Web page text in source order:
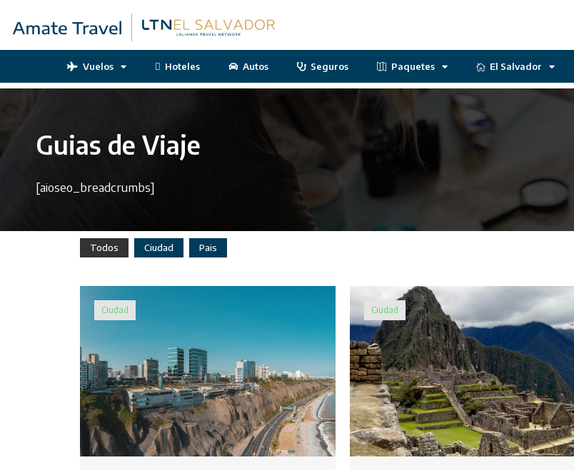
Vuelos Hoteles Autos Seguros Paquetes El Salvador
Guias de Viaje
[aioseo_breadcrumbs]
Todos Ciudad Pais
Ciudad Ciudad